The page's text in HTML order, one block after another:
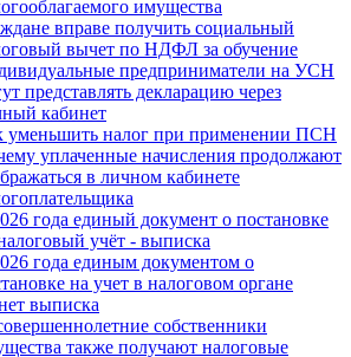
имущества
вправе получить социальный
вычет по НДФЛ за обучение
предприниматели на УСН
представлять декларацию через
кабинет
уменьшить налог при применении ПСН
уплаченные начисления продолжают
в личном кабинете
года единый документ о постановке
учёт - выписка
года единым документом о
на учет в налоговом органе
выписка
собственники
также получают налоговые